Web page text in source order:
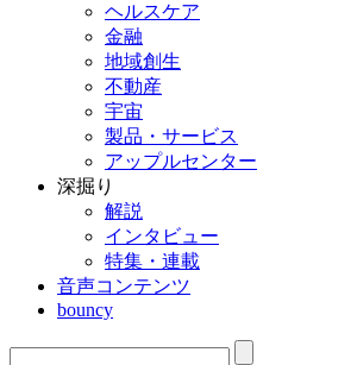
ヘルスケア
金融
地域創生
不動産
宇宙
製品・サービス
アップルセンター
深掘り
解説
インタビュー
特集・連載
音声コンテンツ
bouncy